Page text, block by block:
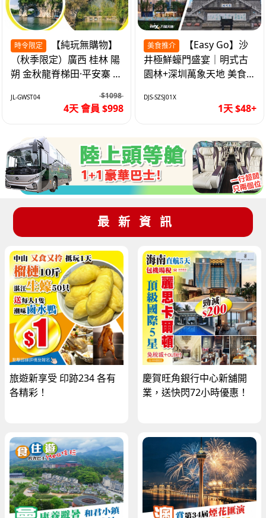
時令限定
（秋季限定）廣西 桂林 陽
朔 金秋龍脊梯田·平安寨 城
4天
JL-GWST04 $1098
4天 會員 $998
美食推介
井極鮮蠔門盛宴｜明式古
園林+深圳萬象天地 美食
DJS-SZSJ01X
1天 $48+
最新資訊
旅遊新享受 印跡234 各有
各精彩！
慶賀旺角銀行中心新舖開
業，送快閃72小時優惠！